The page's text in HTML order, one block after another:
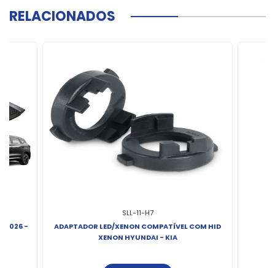
RELACIONADOS
2026 -
SLL-11-H7
ADAPTADOR LED/XENON COMPATÍVEL COM HID
XENON HYUNDAI - KIA